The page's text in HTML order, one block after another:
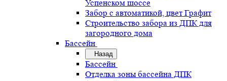
Успенском шоссе
Забор с автоматикой, цвет Графит
Строительство забора из ДПК для
загородного дома
Бассейн
Назад
Бассейн
Отделка зоны бассейна ДПК